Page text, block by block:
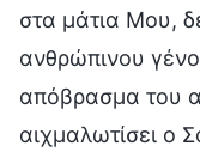
στα μάτια Μου,
ανθρώπινου
απόβρασμα του
αιχμαλωτίσει ο